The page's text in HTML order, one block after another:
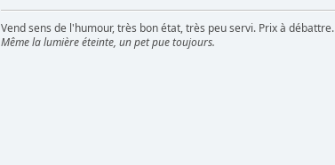
Vend sens de l'humour, très bon état, très peu servi. Prix à débattre.
Même la lumière éteinte, un pet pue toujours.